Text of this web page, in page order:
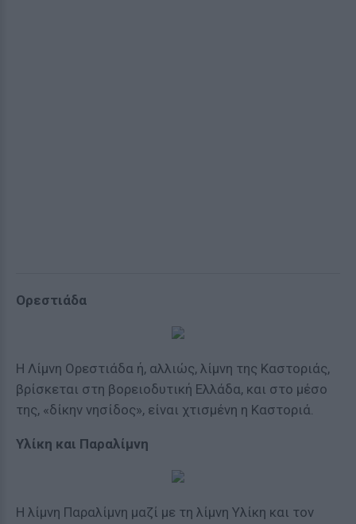
Ορεστιάδα
Η Λίμνη Ορεστιάδα ή, αλλιώς, λίμνη της Καστοριάς,
βρίσκεται στη βορειοδυτική Ελλάδα, και στο μέσο
της, «δίκην νησίδος», είναι χτισμένη η Καστοριά.
Υλίκη και Παραλίμνη
Η λίμνη Παραλίμνη μαζί με τη λίμνη Υλίκη και τον